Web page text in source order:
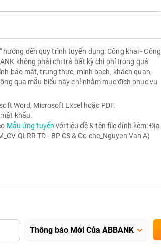
đến quy trình tuyển dụng: Công khai - Công
không phải chi trả bất kỳ chi phí trong quá
bảo mật, trung thực, minh bạch, khách quan,
qua mẫu biểu này chỉ nhằm mục đích phục vụ
Word, Microsoft Excel hoặc PDF.
khẩu.
Mẫu ứng tuyển với tiêu đề & tên file đính kèm: Địa
QLRR TD - BP CS & Co che_Nguyen Van A)